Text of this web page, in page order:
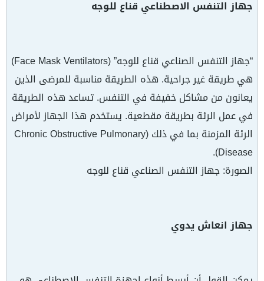
جهاز التنفس الاصطناعي قناع للوجه
“جهاز التنفس الصناعي قناع للوجه” (Face Mask Ventilators)
هي طريقة غير جراحية. هذه الطريقة مناسبة للمرضى الذين
يعانون من مشاكل خفيفة في التنفس. تساعد هذه الطريقة
في عمل الرئة بطريقة مقطعية. يستخدم هذا الجهاز لأمراض
الرئة المزمنة بما في ذلك (Chronic Obstructive Pulmonary
Disease).
الصورة: جهاز التنفس الصناعي قناع للوجه
جهاز انعاش يدوي